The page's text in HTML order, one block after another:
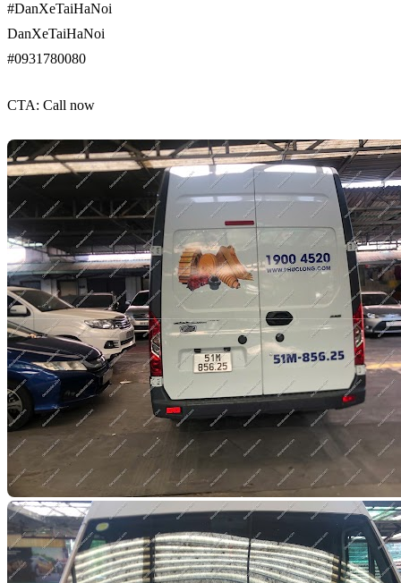
#DanXeTaiHaNoi
DanXeTaiHaNoi
#0931780080
CTA: Call now